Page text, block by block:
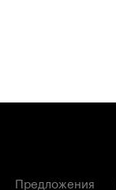
Предложения